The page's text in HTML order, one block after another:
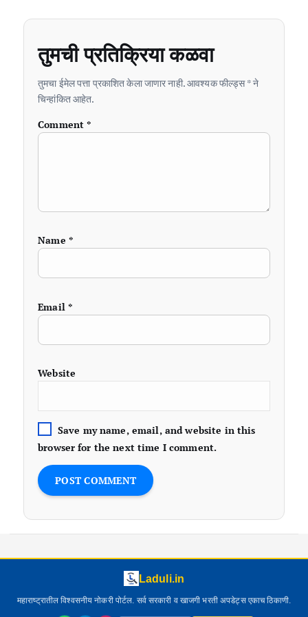
तुमची प्रतिक्रिया कळवा
तुमचा ईमेल पत्ता प्रकाशित केला जाणार नाही. आवश्यक फील्ड्स * ने
चिन्हांकित आहेत.
Comment*
Name *
Email *
Website
Save my name, email, and website in this
browser for the next time I comment.
Laduli.in
महाराष्ट्रातील विश्वसनीय नोकरी पोर्टल. सर्व सरकारी व खाजगी भरती अपडेट्स एकाच ठिकाणी.